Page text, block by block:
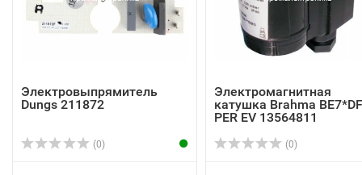
Электровыпрямитель
Dungs 211872
(0)
Электромагнитная
катушка Brahma
PER EV 13564811
(0)